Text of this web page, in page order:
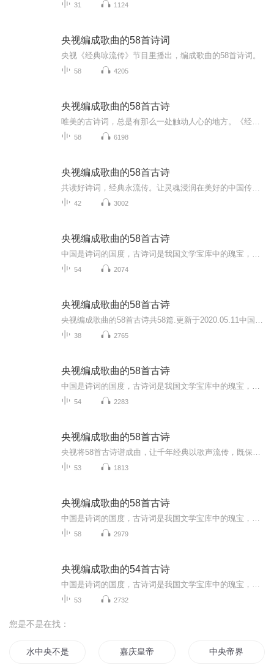
31 1124
央视编成歌曲的58首诗词
央视《经典咏流传》节目里播出，编成歌曲的58首诗词。
58 4205
央视编成歌曲的58首古诗
58 6198
央视编成歌曲的58首古诗
42 3002
央视编成歌曲的58首古诗
54 2074
央视编成歌曲的58首古诗
38 2765
央视编成歌曲的58首古诗
54 2283
央视编成歌曲的58首古诗
53 1813
央视编成歌曲的58首古诗
58 2979
央视编成歌曲的54首古诗
53 2732
您是不是在找：
水中央不是水 嘉庆皇帝 中央帝界